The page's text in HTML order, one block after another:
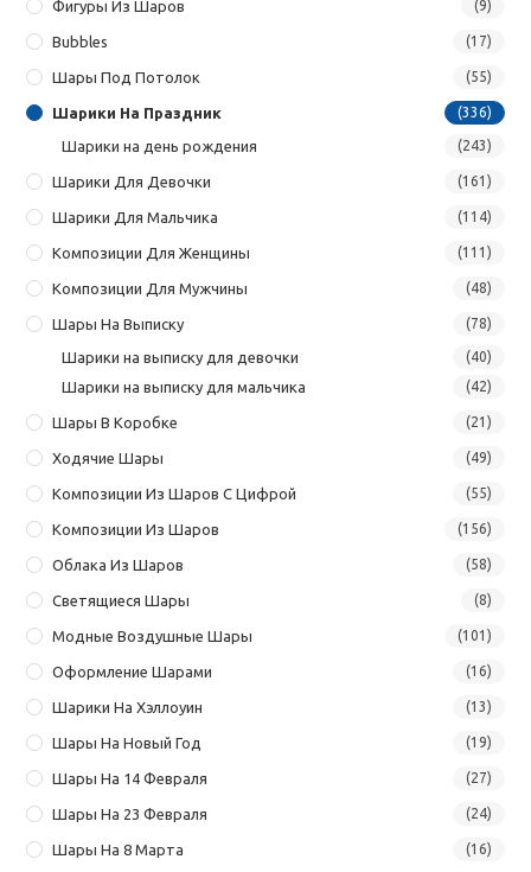
Фигуры Из Шаров (9)
Bubbles (17)
Шары Под Потолок (55)
Шарики На Праздник (336)
Шарики на день рождения (243)
Шарики Для Девочки (161)
Шарики Для Мальчика (114)
Композиции Для Женщины (111)
Композиции Для Мужчины (48)
Шары На Выписку (78)
Шарики на выписку для девочки (40)
Шарики на выписку для мальчика (42)
Шары В Коробке (21)
Ходячие Шары (49)
Композиции Из Шаров С Цифрой (55)
Композиции Из Шаров (156)
Облака Из Шаров (58)
Светящиеся Шары (8)
Модные Воздушные Шары (101)
Оформление Шарами (16)
Шарики На Хэллоуин (13)
Шары На Новый Год (19)
Шары На 14 Февраля (27)
Шары На 23 Февраля (24)
Шары На 8 Марта (16)